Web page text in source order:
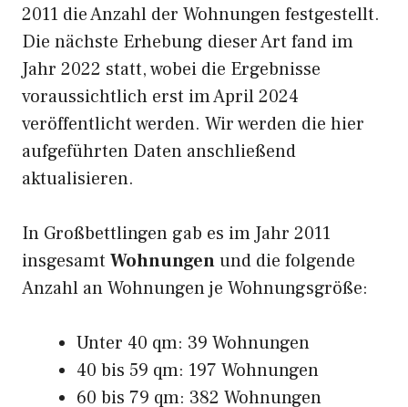
2011 die Anzahl der Wohnungen festgestellt.
Die nächste Erhebung dieser Art fand im
Jahr 2022 statt, wobei die Ergebnisse
voraussichtlich erst im April 2024
veröffentlicht werden. Wir werden die hier
aufgeführten Daten anschließend
aktualisieren.
In Großbettlingen gab es im Jahr 2011
insgesamt Wohnungenund die folgende
Anzahl an Wohnungen je Wohnungsgröße:
Unter 40 qm: 39 Wohnungen
40 bis 59 qm: 197 Wohnungen
60 bis 79 qm: 382 Wohnungen